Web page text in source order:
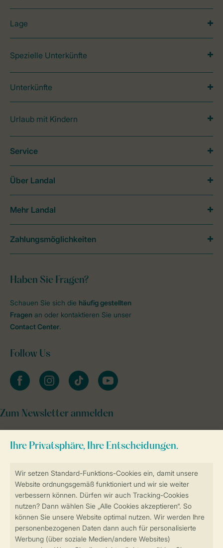
Sicher und schnell zur Online-Buchung
Sichere Datenübertragung
Sicheres Bezahlen
Lage
Spezielle Unterkünfte
Unterkünfte
Urlaub mit Kindern
Haben Sie Fragen?
Schauen Sie sich die häufig gestellten
Fragen an oder kontaktieren Sie unser
Contact Center.
Follow Us
facebookinstagramtiktok youtube
Zum Newsletter anmelden
Service
Über Landal
Mehr Landal
Zahlungsmöglichkeiten